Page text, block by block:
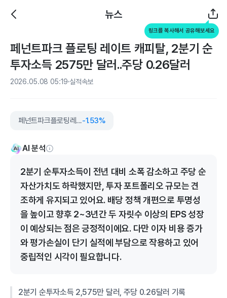
뉴스
링크를 복사해서 공유해보세요
페넌트파크 플로팅 레이트 캐피탈, 2분기 순
투자소득 2575만 달러..주당 0.26달러
2026.05.08 05:19 실적속보
페넌트파크플로팅레이트캐피탈-1.53%
AI 분석
2분기 순투자소득이 전년 대비 소폭 감소하고 주당 순
자산가치도 하락했지만, 투자 포트폴리오 규모는 견
조하게 유지되고 있어요. 배당 정책 개편으로 투명성
을 높이고 향후 2~3년간 두 자릿수 이상의 EPS 성장
이 예상되는 점은 긍정적이에요. 다만 이자 비용 증가
와 평가손실이 단기 실적에 부담으로 작용하고 있어
중립적인 시각이 필요합니다.
2분기 순투자소득 2,575만 달러, 주당 0.26달러 기록